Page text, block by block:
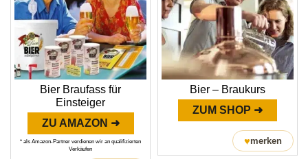
Bier Braufass für
Einsteiger
ZU AMAZON ➜
* als Amazon-Partner verdienen wir an qualifizierten
Verkäufen
Bier – Braukurs
ZUM SHOP ➜
♥merken